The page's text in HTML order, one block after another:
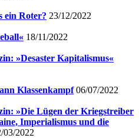
ein Roter? 23/12/2022
18/11/2022
»Desaster Kapitalismus«
Klassenkampf 06/07/2022
»Die Lügen der Kriegstreiber
Imperialismus und die
03/2022